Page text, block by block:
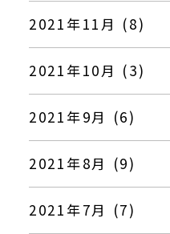
2021年11月 (8)
2021年10月 (3)
2021年9月 (6)
2021年8月 (9)
2021年7月 (7)